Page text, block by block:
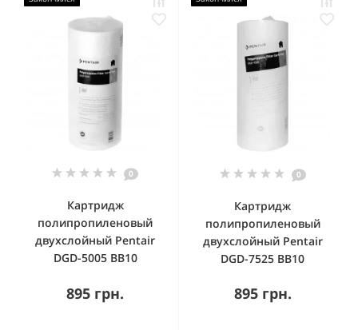
0
Картридж
полипропиленовый
двухслойный Pentair
DGD-5005 BB10
895 грн.
0
Картридж
полипропиленовый
двухслойный Pentair
DGD-7525 BB10
895 грн.